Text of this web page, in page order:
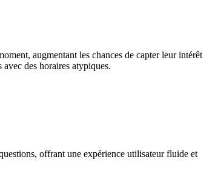
augmentant les chances de capter leur intérêt
des horaires atypiques.
offrant une expérience utilisateur fluide et